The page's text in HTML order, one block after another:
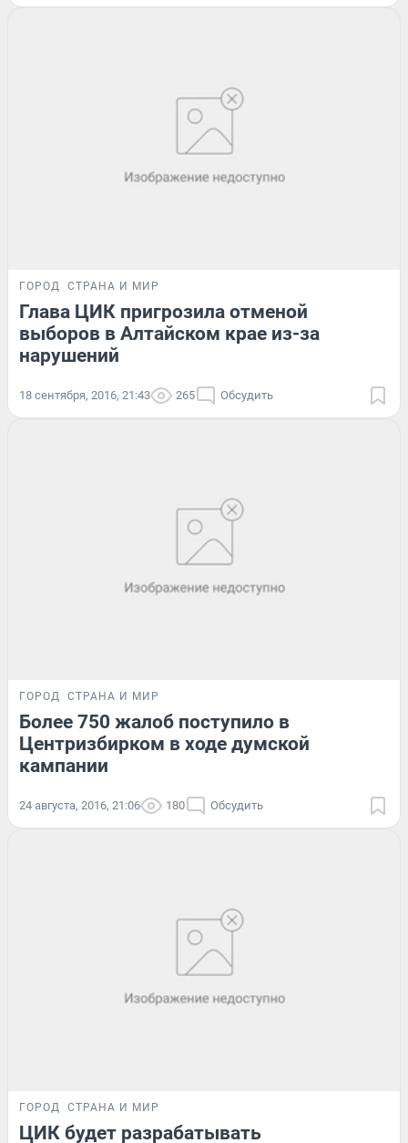
ГОРОД СТРАНА И МИР
Глава ЦИК пригрозила отменой
выборов в Алтайском крае из-за
нарушений
18 сентября, 2016, 21:43 265 Обсудить
ГОРОД СТРАНА И МИР
Более 750 жалоб поступило в
Центризбирком в ходе думской
кампании
24 августа, 2016, 21:06 180 Обсудить
ГОРОД СТРАНА И МИР
ЦИК будет разрабатывать